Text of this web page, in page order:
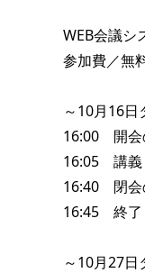
WEB会議シ
参加費／無
～10月16日
16:00　開
16:05　講義
16:40　閉
16:45　終了
～10月27日